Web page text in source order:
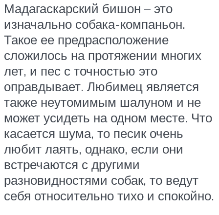
Мадагаскарский бишон – это
изначально собака-компаньон.
Такое ее предрасположение
сложилось на протяжении многих
лет, и пес с точностью это
оправдывает. Любимец является
также неутомимым шалуном и не
может усидеть на одном месте. Что
касается шума, то песик очень
любит лаять, однако, если они
встречаются с другими
разновидностями собак, то ведут
себя относительно тихо и спокойно.